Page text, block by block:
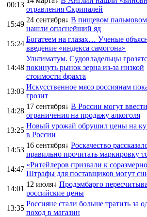
00:13
отравления Скрипалей
15:49
24 сентября↓ В пищевом пальмовом
нашли опаснейший яд
15:24
Богатеем на глазах… Ученые
введение «индекса самогона»
14:48
Ультиматум. Судовладельцы
покинуть рынок зерна из-за низкой
стоимости фрахта
13:03
Искусственное мясо россиянам
грозит
14:28
17 сентября↓ В России могут
ограничения на продажу алкоголя
13:25
Новый урожай обрушил цены на
в России
14:53
16 сентября↓ Роскачество
правильно прочитать маркировку
14:47
«Ритейлеров призвали к
Штрафы для поставщиков могут
14:01
12 июля↓ Продэмбарго
российские цены
13:35
Россияне стали больше тратить за
поход в магазин